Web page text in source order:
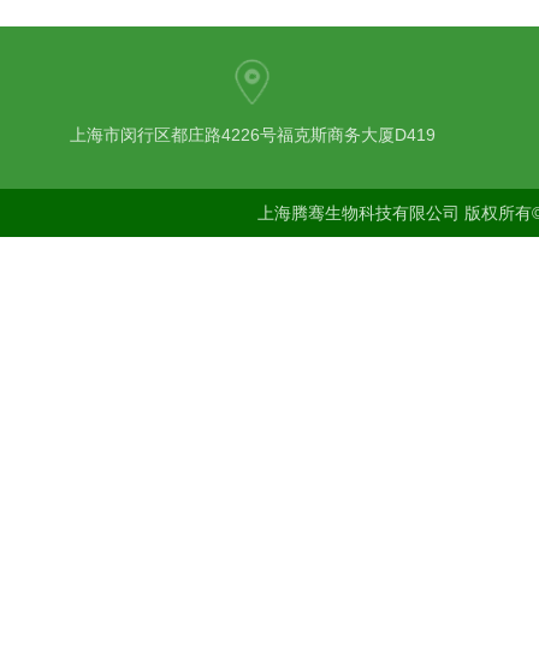
上海市闵行区都庄路4226号福克斯商务大厦D419
上海腾骞生物科技有限公司 版权所